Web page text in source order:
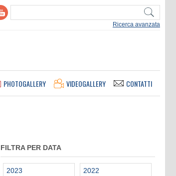
Ricerca avanzata
PHOTOGALLERY VIDEOGALLERY CONTATTI
FILTRA PER DATA
2023 2022